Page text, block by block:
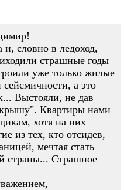
и, словно в ледоход,
страшные годы
уже только жилые
а это
Выстояли, не дав
Квартиры нами
хотя на них
из тех, кто отсидев,
мечтая стать
страны... Страшное